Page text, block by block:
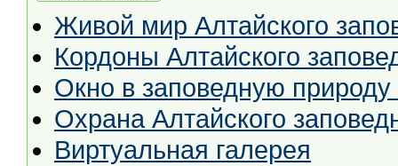
Живой мир Алтайского
Кордоны Алтайского
Окно в заповедную
Охрана Алтайского
Виртуальная галерея